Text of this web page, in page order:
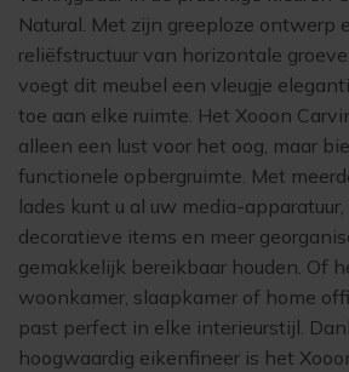
Natural. Met zijn greeploze ontwerp
reliëfstructuur van horizontale
voegt dit meubel een vleugje
toe aan elke ruimte. Het Xooon
alleen een lust voor het oog, maar
functionele opbergruimte. Met
lades kunt u al uw media-
decoratieve items en meer
gemakkelijk bereikbaar houden. Of
woonkamer, slaapkamer of home
past perfect in elke interieurstijl.
hoogwaardig eikenfineer is het